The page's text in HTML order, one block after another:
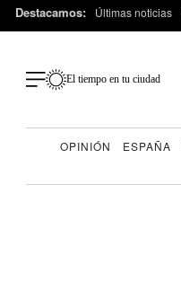
Destacamos: Últimas noticias
El tiempo en tu ciudad
OPINIÓN ESPAÑA